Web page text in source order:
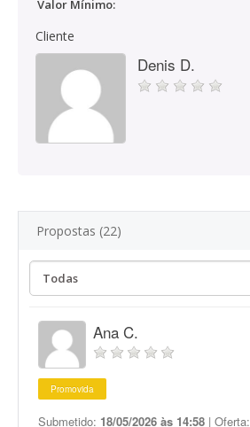
Valor Mínimo:
Cliente
Denis D.
Propostas (22)
Ana C.
Promovida
Submetido: 18/05/2026 às 14:58 | Oferta: